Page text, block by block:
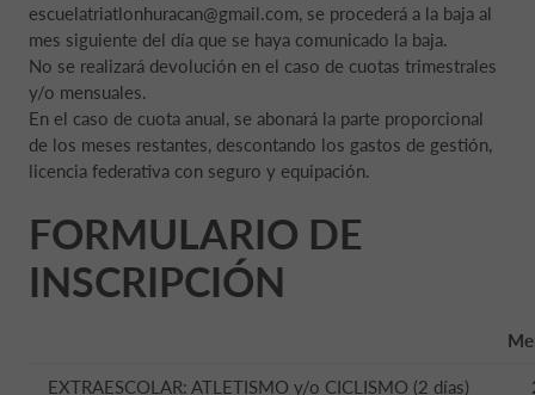
escuelatriatlonhuracan@gmail.com, se procederá a la baja al
mes siguiente del día que se haya comunicado la baja.
No se realizará devolución en el caso de cuotas trimestrales
y/o mensuales.
En el caso de cuota anual, se abonará la parte proporcional
de los meses restantes, descontando los gastos de gestión,
licencia federativa con seguro y equipación.
FORMULARIO DE
INSCRIPCIÓN
EXTRAESCOLAR: ATLETISMO y/o CICLISMO (2 días)